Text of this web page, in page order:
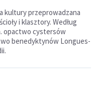
kultury przeprowadzana
i klasztory. Według
opactwo cystersów
benedyktynów Longues-